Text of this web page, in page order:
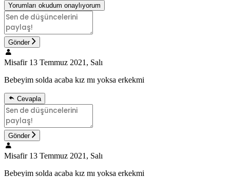
Yorumları okudum onaylıyorum
Gönder
Misafir 13 Temmuz 2021, Salı
Bebeyim solda acaba kız mı yoksa erkekmi
Cevapla
Gönder
Misafir 13 Temmuz 2021, Salı
Bebeyim solda acaba kız mı yoksa erkekmi